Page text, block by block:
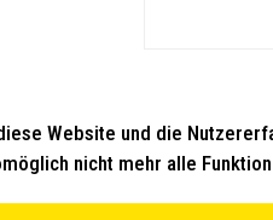
Website und die
nicht mehr alle